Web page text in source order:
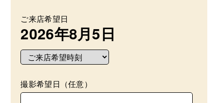
ご来店希望日
2026年8月5日
撮影希望日（任意）